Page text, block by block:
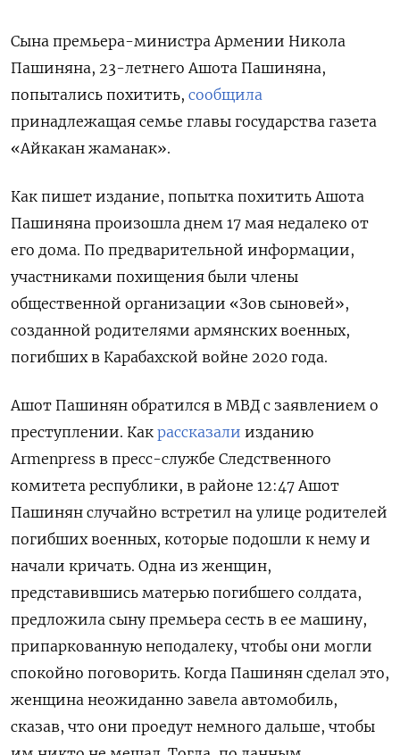
Сына премьера-министра Армении Никола
Пашиняна, 23-летнего Ашота Пашиняна,
попытались похитить, сообщила
принадлежащая семье главы государства газета
«Айкакан жаманак».
Как пишет издание, попытка похитить Ашота
Пашиняна произошла днем 17 мая недалеко от
его дома. По предварительной информации,
участниками похищения были члены
общественной организации «Зов сыновей»,
созданной родителями армянских военных,
погибших в Карабахской войне 2020 года.
Ашот Пашинян обратился в МВД с заявлением о
преступлении. Как рассказали изданию
Armenpress в пресс-службе Следственного
комитета республики, в районе 12:47 Ашот
Пашинян случайно встретил на улице родителей
погибших военных, которые подошли к нему и
начали кричать. Одна из женщин,
представившись матерью погибшего солдата,
предложила сыну премьера сесть в ее машину,
припаркованную неподалеку, чтобы они могли
спокойно поговорить. Когда Пашинян сделал это,
женщина неожиданно завела автомобиль,
сказав, что они проедут немного дальше, чтобы